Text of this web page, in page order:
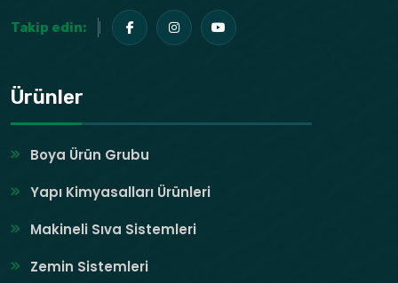
Takip edin:
Ürünler
Boya Ürün Grubu
Yapı Kimyasalları Ürünleri
Makineli Sıva Sistemleri
Zemin Sistemleri